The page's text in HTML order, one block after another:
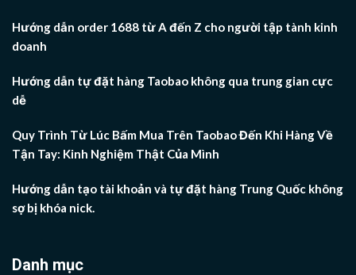
Hướng dẫn order 1688 từ A đến Z cho người tập tành kinh
doanh
Hướng dẫn tự đặt hàng Taobao không qua trung gian cực
dễ
Quy Trình Từ Lúc Bấm Mua Trên Taobao Đến Khi Hàng Về
Tận Tay: Kinh Nghiệm Thật Của Mình
Hướng dẫn tạo tài khoản và tự đặt hàng Trung Quốc không
sợ bị khóa nick.
Danh mục